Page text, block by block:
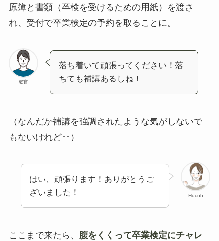
原簿と書類（卒検を受けるための用紙）を渡さ
れ、受付で卒業検定の予約を取ることに。
教官
落ち着いて頑張ってください！落
ちても補講あるしね！
（なんだか補講を強調されたような気がしないで
もないけれど･･）
Huuub
はい、頑張ります！ありがとうご
ざいました！
ここまで来たら、 腹をくくって卒業検定にチャレ